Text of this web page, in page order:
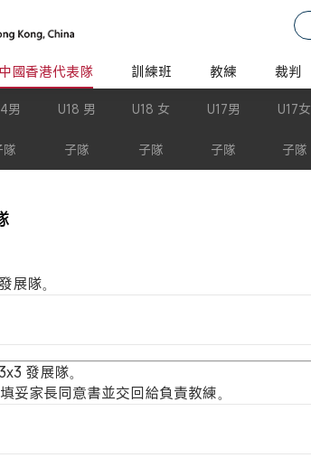
中國香港代表隊 訓練班 教練 裁判
男
隊
U18 男
子隊
U18 女
子隊
U17男
子隊
U17女
子隊
展隊。
發展隊。
妥家長同意書並交回給負責教練。